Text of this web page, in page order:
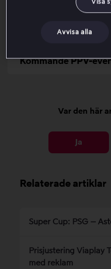
Köp ett PPV-event
Kommande PPV-
Var den här
Ja
Relaterade artiklar
Super Cup: PSG –
Prisjustering Viaplay
med reklam
Avvisa alla